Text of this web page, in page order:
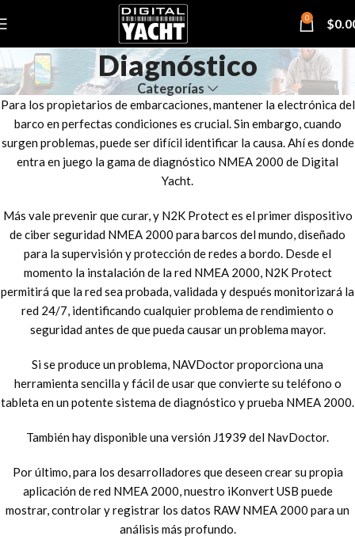
0 $
Diagnóstico
Categorías
Para los propietarios de embarcaciones, mantener la electrónica del
barco en perfectas condiciones es crucial. Sin embargo, cuando
surgen problemas, puede ser difícil identificar la causa. Ahí es donde
entra en juego la gama de diagnóstico NMEA 2000 de Digital
Yacht.
Más vale prevenir que curar, y N2K Protect es el primer dispositivo
de ciber seguridad NMEA 2000 para barcos del mundo, diseñado
para la supervisión y protección de redes a bordo. Desde el
momento la instalación de la red NMEA 2000, N2K Protect
permitirá que la red sea probada, validada y después monitorizará la
red 24/7, identificando cualquier problema de rendimiento o
seguridad antes de que pueda causar un problema mayor.
Si se produce un problema, NAVDoctor proporciona una
herramienta sencilla y fácil de usar que convierte su teléfono o
tableta en un potente sistema de diagnóstico y prueba NMEA 2000.
También hay disponible una versión J1939 del NavDoctor.
Por último, para los desarrolladores que deseen crear su propia
aplicación de red NMEA 2000, nuestro iKonvert USB puede
mostrar, controlar y registrar los datos RAW NMEA 2000 para un
análisis más profundo.